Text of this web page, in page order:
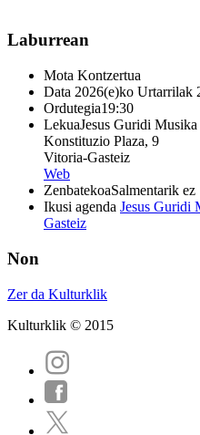
Laburrean
Mota Kontzertua
Data 2026(e)ko Urtarrilak
Ordutegia19:30
LekuaJesus Guridi
Konstituzio Plaza, 9
Vitoria-Gasteiz
Web
ZenbatekoaSalmentarik ez
Ikusi agenda Jesus Guridi
Gasteiz
Non
Zer da Kulturklik
Kulturklik © 2015